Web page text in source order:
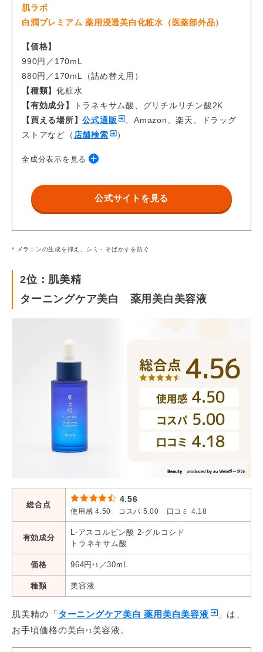
肌ラボ
白潤プレミアム 薬用浸透美白化粧水（医薬部外品）
【価格】
990円／170mL
880円／170mL（詰め替え用）
【種類】 化粧水
【有効成分】
トラネキサム酸、グリチルリチン酸2K
【買える場所】公式通販
、Amazon、楽天、ドラッグ
ストアなど（ 店舗検索 ）
全成分表示を見る
【有効成分】トラネキサム酸、グリチルリチン酸2K
【その他の成分】加水分解ヒアルロン酸、ヒアルロン酸
Na-2、ビタミンCリン酸Mg、ビタミンE、BG、濃グリ
ン、ラウリン酸POE（20）ソルビタン、フェノキシエタ
ノール
公式サイトを見る
* メラニンの生成を抑え、シミ・そばかすを防ぐ
2位：肌美精
ターニングケア美白 薬用美白美容液
総合点
4.56
使用感 4.50 コスパ 5.00 口コミ 4.18
有効成分
L-アスコルビン酸 2-グルコシド
トラネキサム酸
価格 964円 *1 ／30mL
種類 美容液
肌美精の「 ターニングケア美白 薬用美白美容液
」は、
お手頃価格の美白 *1 美容液。